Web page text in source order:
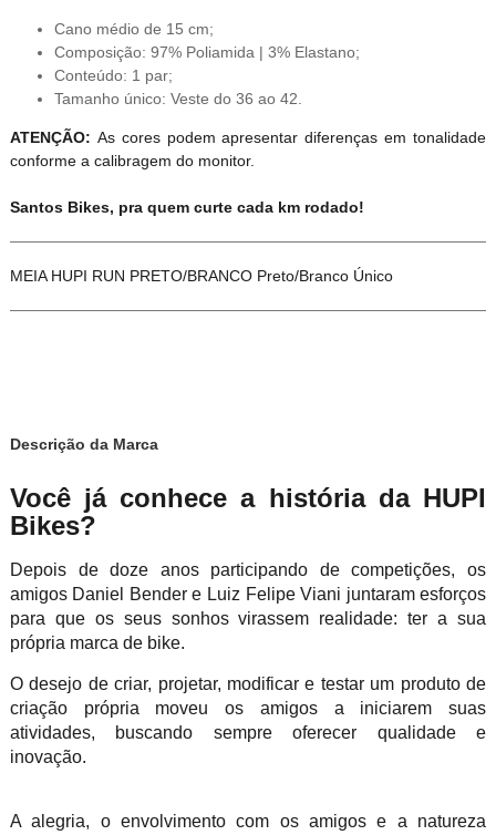
Cano médio de 15 cm;
Composição: 97% Poliamida | 3% Elastano;
Conteúdo: 1 par;
Tamanho único: Veste do 36 ao 42.
ATENÇÃO: As cores podem apresentar diferenças em tonalidade
conforme a calibragem do monitor.
Santos Bikes, pra quem curte cada km rodado!
MEIA HUPI RUN PRETO/BRANCO Preto/Branco Único
Descrição da Marca
Você já conhece a história da HUPI
Bikes?
Depois de doze anos participando de competições, os
amigos Daniel Bender e Luiz Felipe Viani juntaram esforços
para que os seus sonhos virassem realidade: ter a sua
própria marca de bike.
O desejo de criar, projetar, modificar e testar um produto de
criação própria moveu os amigos a iniciarem suas
atividades, buscando sempre oferecer qualidade e
inovação.
A alegria, o envolvimento com os amigos e a natureza